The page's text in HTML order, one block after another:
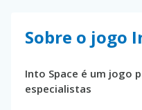
Sobre o jogo
Into Space é um jogo
especialistas